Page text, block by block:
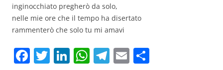
inginocchiato pregherò da solo,
nelle mie ore che il tempo ha disertato
rammenterò che solo tu mi amavi
F T Li W T E